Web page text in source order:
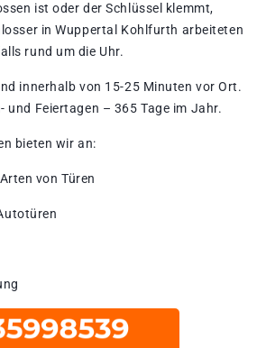
ist oder der Schlüssel klemmt,
in Wuppertal Kohlfurth arbeiteten
rund um die Uhr.
innerhalb von 15-25 Minuten vor Ort.
und Feiertagen – 365 Tage im Jahr.
bieten wir an:
von Türen